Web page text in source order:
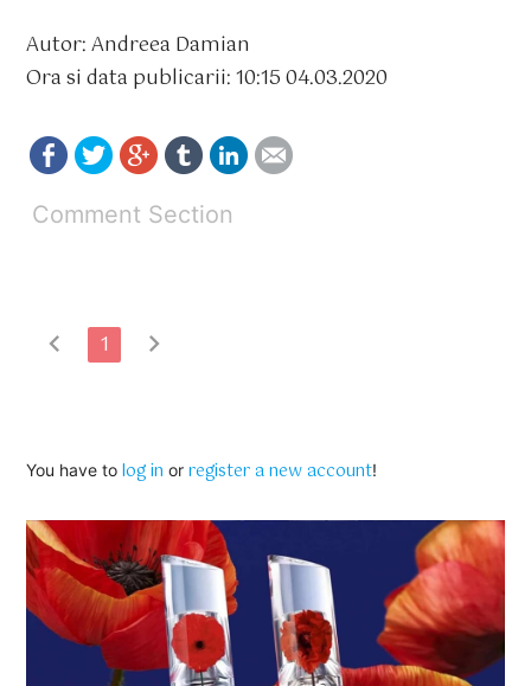
Autor: Andreea Damian
Ora si data publicarii: 10:15 04.03.2020
Comment Section
chevron_left 1 chevron_right
You have tolog in orregister a new account!